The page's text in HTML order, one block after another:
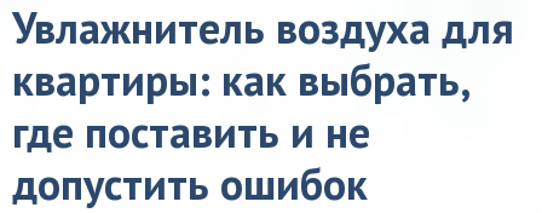
Увлажнитель воздуха для
квартиры: как выбрать,
где поставить и не
допустить ошибок